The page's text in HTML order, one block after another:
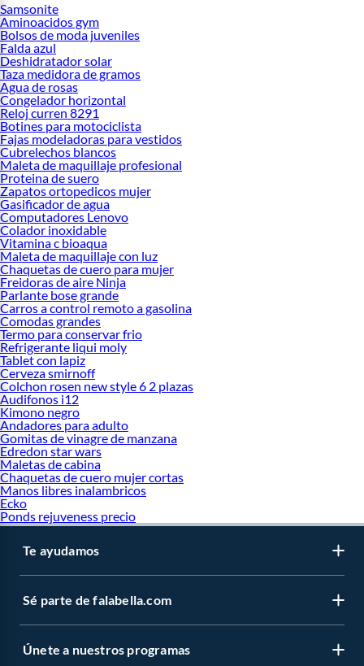
Samsonite
Aminoacidos gym
Bolsos de moda juveniles
Falda azul
Deshidratador solar
Taza medidora de gramos
Agua de rosas
Congelador horizontal
Reloj curren 8291
Botines para motociclista
Fajas modeladoras para vestidos
Cubrelechos blancos
Maleta de maquillaje profesional
Proteina de suero
Zapatos ortopedicos mujer
Gasificador de agua
Computadores Lenovo
Colador inoxidable
Vitamina c bioaqua
Maleta de maquillaje con luz
Chaquetas de cuero para mujer
Freidoras de aire Ninja
Parlante bose grande
Carros a control remoto a gasolina
Comodas grandes
Termo para conservar frio
Refrigerante liqui moly
Tablet con lapiz
Cerveza smirnoff
Colchon rosen new style 6 2 plazas
Audifonos i12
Kimono negro
Andadores para adulto
Gomitas de vinagre de manzana
Edredon star wars
Maletas de cabina
Chaquetas de cuero mujer cortas
Manos libres inalambricos
Ecko
Ponds rejuveness precio
Te ayudamos
Sé parte de falabella.com
Únete a nuestros programas